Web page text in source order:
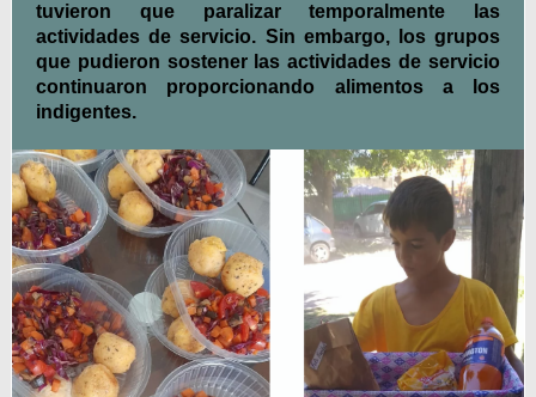
tuvieron que paralizar temporalmente las
actividades de servicio. Sin embargo, los grupos
que pudieron sostener las actividades de servicio
continuaron proporcionando alimentos a los
indigentes.